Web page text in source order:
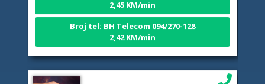
Broj tel: BH Telecom 094/270-128
2,42 KM/min